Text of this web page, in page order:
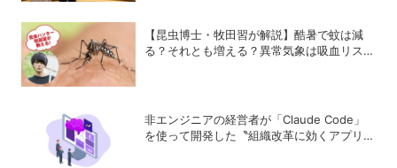
【昆虫博士・牧田習が解説】酷暑で蚊は減
る？それとも増える？異常気象は吸血リスク
非エンジニアの経営者が「Claude Code」
を使って開発した〝組織改革に効くアプリ〟